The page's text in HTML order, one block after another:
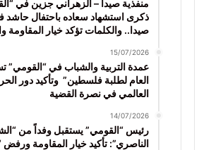
منفذية صيدا – الزهراني جزين في
ذكرى استشهاد سعاده باحتفال حاشد
صيدا.. والكلمات تؤكد خيار المقاومة
15/07/2026
عمدة التربية والشباب في “القومي”
العام لطلبة فلسطين” وتأكيد دور
العالمي في نصرة القضية
14/07/2026
رئيس “القومي” يستقبل وفداً من
الناصري”: تأكيد خيار المقاومة ورفض